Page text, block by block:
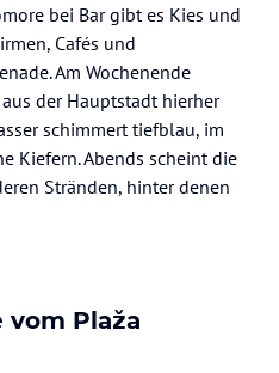
bei Bar gibt es Kies und
Cafés und
Am Wochenende
der Hauptstadt hierher
schimmert tiefblau, im
Kiefern. Abends scheint die
Stränden, hinter denen
vom Plaža